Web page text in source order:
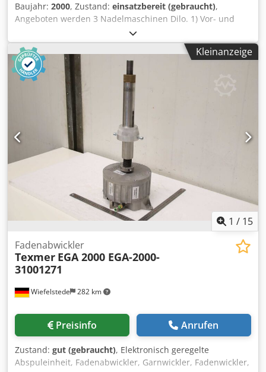
Baujahr: 2000, Zustand: einsatzbereit (gebraucht),
Angeboten werden 3 Nadelmaschinen Dilo. 1) Vor- und
Endvernadelungsmaschine Dilo, DILOOM OD-II HVL 55,
Baujahr: 2000, Anzahl Nadelbretter: 2, Arbeitsbreite:
5500mm, max. Hubfrequenz: 1000Hübe/min,
Nadelbalkenhub: 60mm, Nadelbrettbreite: jeweils 200mm,
Nadelverteilungsbereich: ca. 3000-5000Nadeln/m. 2)
Doppelnadelmaschine Dilo, DI-LOOM OUG-II S50, Baujahr:
2000, Arbeitsbreite: 5000mm, Anzahl Nadelbretter: 4,
Nadelbalkenhub: 60mm, max. Hubfrequenz:
1200Hübe/min, Nadeldichte: ca. 18000Nadeln/lfm. 3) Vor-
und Endvernadelungsmaschine Dilo, DI-LOOM OD II 55,
Baujahr: 1998, Arbeitsbreite: 5500mm,
Vernadelungssystem: Downstroke, Anzahl Nadelbretter: 2,
Nadelbalkenhub: 60mm, max. Hubfrequenz:
1200Hübe/min, Nadelbrettbreite: jeweils 200mm.
Besichtigung nach Absprache möglich. Crodpfxozhntrj Af
Djf
Kleinanzeige
1 / 15
Wiefelstede 282 km
Fadenabwickler
Texmer EGA 2000 EGA-2000-
31001271
Preisinfo Anrufen
Zustand: gut (gebraucht), Elektronisch geregelte
Abspuleinheit, Fadenabwickler, Garnwickler, Fadenwickler,